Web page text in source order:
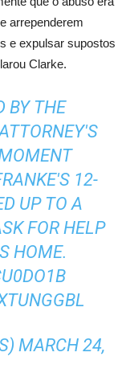
arrependerem
e expulsar supostos
Clarke.
BY THE
12-
UP TO A
FOR HELP
HOME.
MARCH 24,